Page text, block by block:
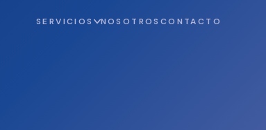
SERVICIOS NOSOTROS CONTACTO